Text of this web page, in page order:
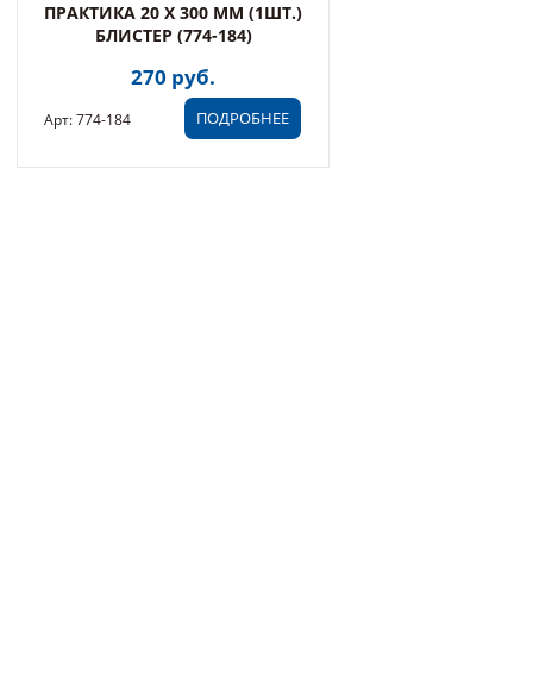
ПРАКТИКА 20 Х 300 ММ (1ШТ.)
БЛИСТЕР (774-184)
270 руб.
ПОДРОБНЕЕ
Арт: 774-184